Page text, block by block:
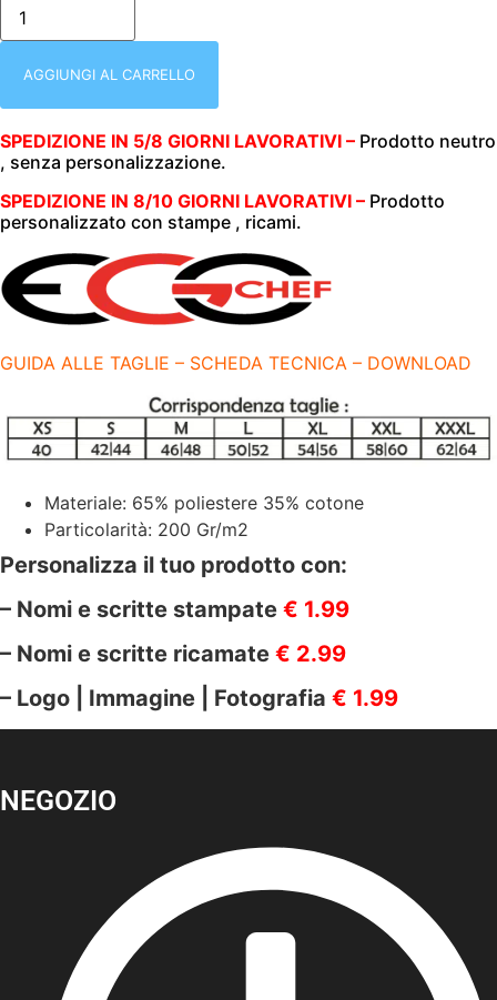
COLLO
V
BORDEAUX
UNISEX
|
LEONARDO
MEZZA
MANICA
|
EGOCHEF
200
GR/M2|
TAGLIE
XS-
S-
L-
XXL-
3XL
5500003C
quantità
AGGIUNGI AL CARRELLO
SPEDIZIONE IN 5/8 GIORNI LAVORATIVI – Prodotto neutro
, senza personalizzazione.
SPEDIZIONE IN 8/10 GIORNI LAVORATIVI – Prodotto
personalizzato con stampe , ricami.
GUIDA ALLE TAGLIE – SCHEDA TECNICA – DOWNLOAD
Materiale: 65% poliestere 35% cotone
Particolarità: 200 Gr/m2
Personalizza il tuo prodotto con:
– Nomi e scritte stampate € 1.99
– Nomi e scritte ricamate € 2.99
– Logo | Immagine | Fotografia € 1.99
NEGOZIO